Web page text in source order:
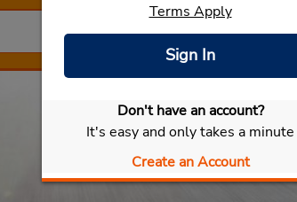
Sélectionner ma voiture
Terms Apply
Sign In
Don't have an account?
It's easy and only takes a minute
Create an Account